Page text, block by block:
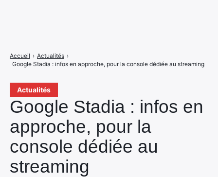
Actualités
Google Stadia : infos en
approche, pour la
console dédiée au
streaming
Accueil › Actualités ›
Google Stadia : infos en approche, pour la console dédiée au streaming